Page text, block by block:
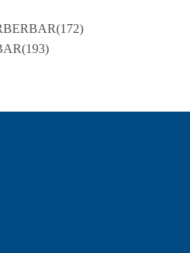
(172)
(193)